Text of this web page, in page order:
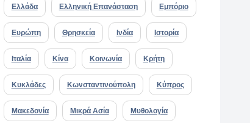
Ελλάδα Ελληνική Επανάσταση Εμπόριο
Ευρώπη Θρησκεία Ινδία Ιστορία
Ιταλία Κίνα Κοινωνία Κρήτη
Κυκλάδες Κωνσταντινούπολη Κύπρος
Μακεδονία Μικρά Ασία Μυθολογία